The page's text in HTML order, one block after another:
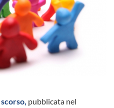
pubblicata nel